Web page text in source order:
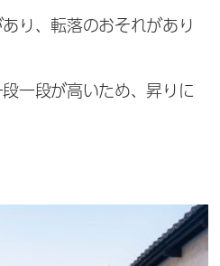
り、転落のおそれがあり
一段が高いため、昇りに